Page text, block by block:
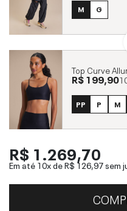
M G
Top Curve
R$ 199,90
PP P M
R$ 1.269,70
Em até 10x deR$ 126,97sem